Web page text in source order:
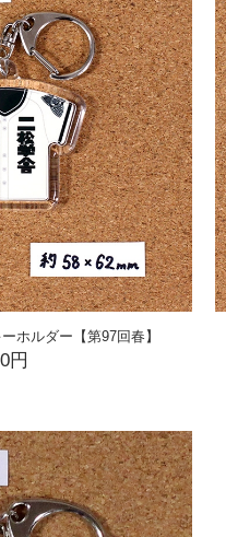
ホルダー【第97回春】
円